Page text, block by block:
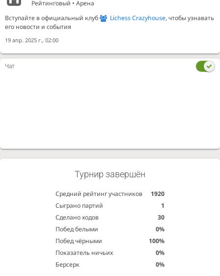
Рейтинговый • Арена
Вступайте в официальный клуб
Lichess Crazyhouse, чтобы узнавать
его новости и события
19 апр. 2025 г., 02:00
Чат
Турнир завершён
Средний рейтинг участников
1920
Сыграно партий
1
Сделано ходов
30
Побед белыми
0%
Побед чёрными
100%
Показатель ничьих
0%
Берсерк
0%